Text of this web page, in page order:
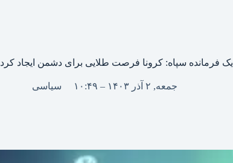
یک فرمانده سپاه: کرونا فرصت طلایی برای دشمن ایجاد کرد
جمعه, ۲ آذر ۱۴۰۳ – ۱۰:۴۹ سیاسی